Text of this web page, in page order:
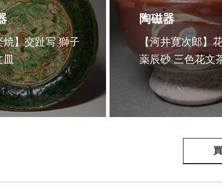
焼】交趾写 獅子
皿
陶磁器
【河井寛次郎】
薬辰砂 三色花文